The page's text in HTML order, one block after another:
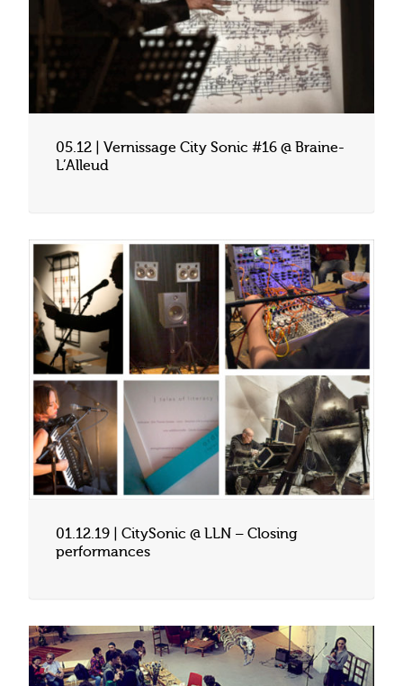
05.12 | Vernissage City Sonic #16 @ Braine-
L’Alleud
01.12.19 | CitySonic @ LLN – Closing
performances